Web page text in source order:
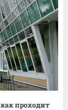
проходит